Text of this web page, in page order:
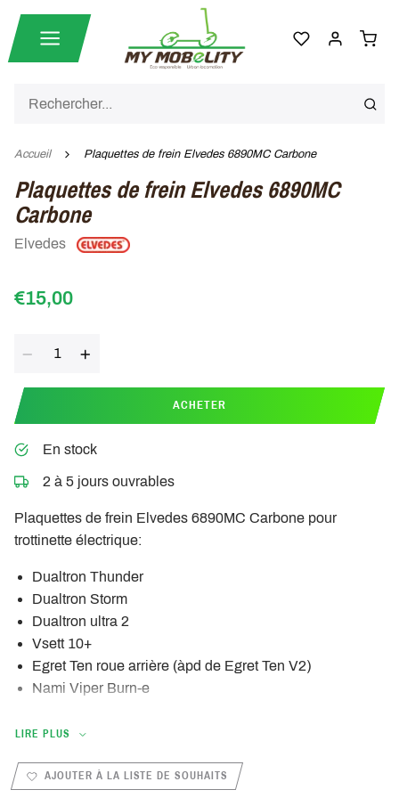
Accueil Plaquettes de frein Elvedes 6890MC Carbone
Plaquettes de frein Elvedes 6890MC
Carbone
Elvedes
€15,00
ACHETER
En stock
2 à 5 jours ouvrables
Plaquettes de frein Elvedes 6890MC Carbone pour
trottinette électrique:
Dualtron Thunder
Dualtron Storm
Dualtron ultra 2
Vsett 10+
Egret Ten roue arrière (àpd de Egret Ten V2)
Nami Viper Burn-e
Organique (vous la trouverez aussi sous l’appellation
résine): les plaquettes organiques sont les plus répandus,
LIRE PLUS
AJOUTER À LA LISTE DE SOUHAITS